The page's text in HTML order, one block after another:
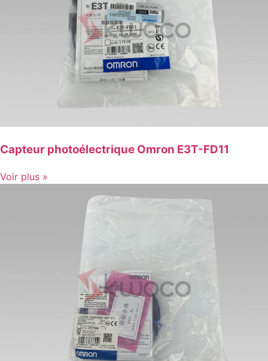
Capteur photoélectrique Omron E3T-FD11
Voir plus »